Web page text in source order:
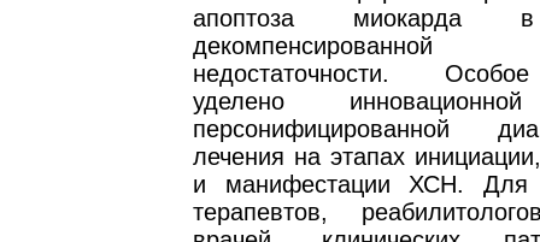
апоптоза миокарда
декомпенсированной
недостаточности.
уделено
персонифицированной
лечения на этапах
и манифестации ХСН. Для
терапевтов,